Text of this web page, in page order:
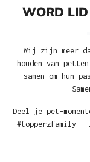
WORD LID
Wij zijn meer
houden van
samen om hun
Deel je pet-
#topperzfamily